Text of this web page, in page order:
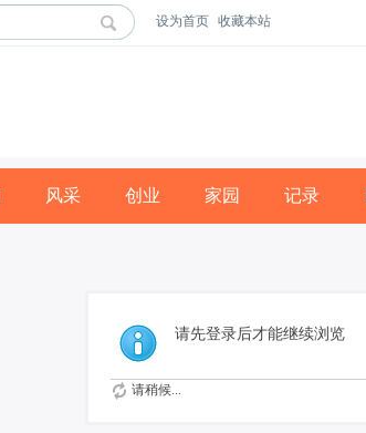
设为首页 收藏本站
风采 创业 家园 记录
请先登录后才能继续浏览
请稍候...